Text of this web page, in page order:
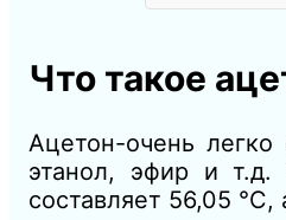
Что такое
Ацетон-очень
этанол, эфир и т.д.
составляет 56,05